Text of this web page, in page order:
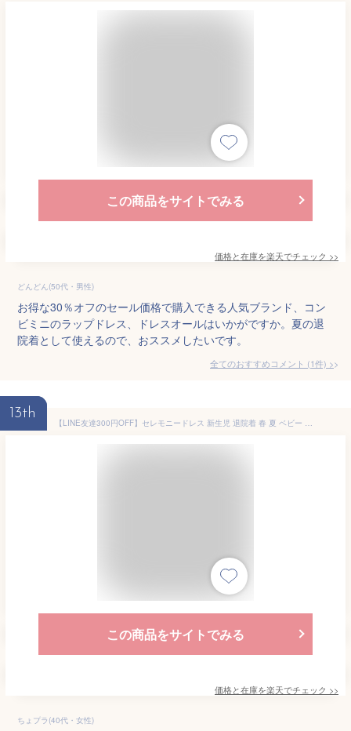
この商品をサイトでみる
価格と在庫を楽天でチェック >>
どんどん(50代・男性)
お得な30％オフのセール価格で購入できる人気ブランド、コン
ビミニのラップドレス、ドレスオールはいかがですか。夏の退
院着として使えるので、おススメしたいです。
全てのおすすめコメント (1件) >
13th
【LINE友達300円OFF】セレモニードレス 新生児 退院着 春 夏 ベビー ロンパース 女の子 男の子 帽子 2重 ガーゼ 60 70 80 出産祝い ベビー服 赤ちゃん cocobaby
この商品をサイトでみる
価格と在庫を楽天でチェック >>
ちょプラ(40代・女性)